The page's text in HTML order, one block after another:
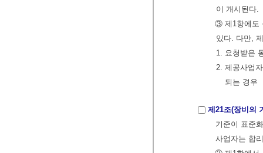
이 개시된다.
③ 제1항에도
있다. 다만,
1. 요청받은
2. 제공사업
되는 경우
제21조(장비의
기준이 표준
사업자는 합